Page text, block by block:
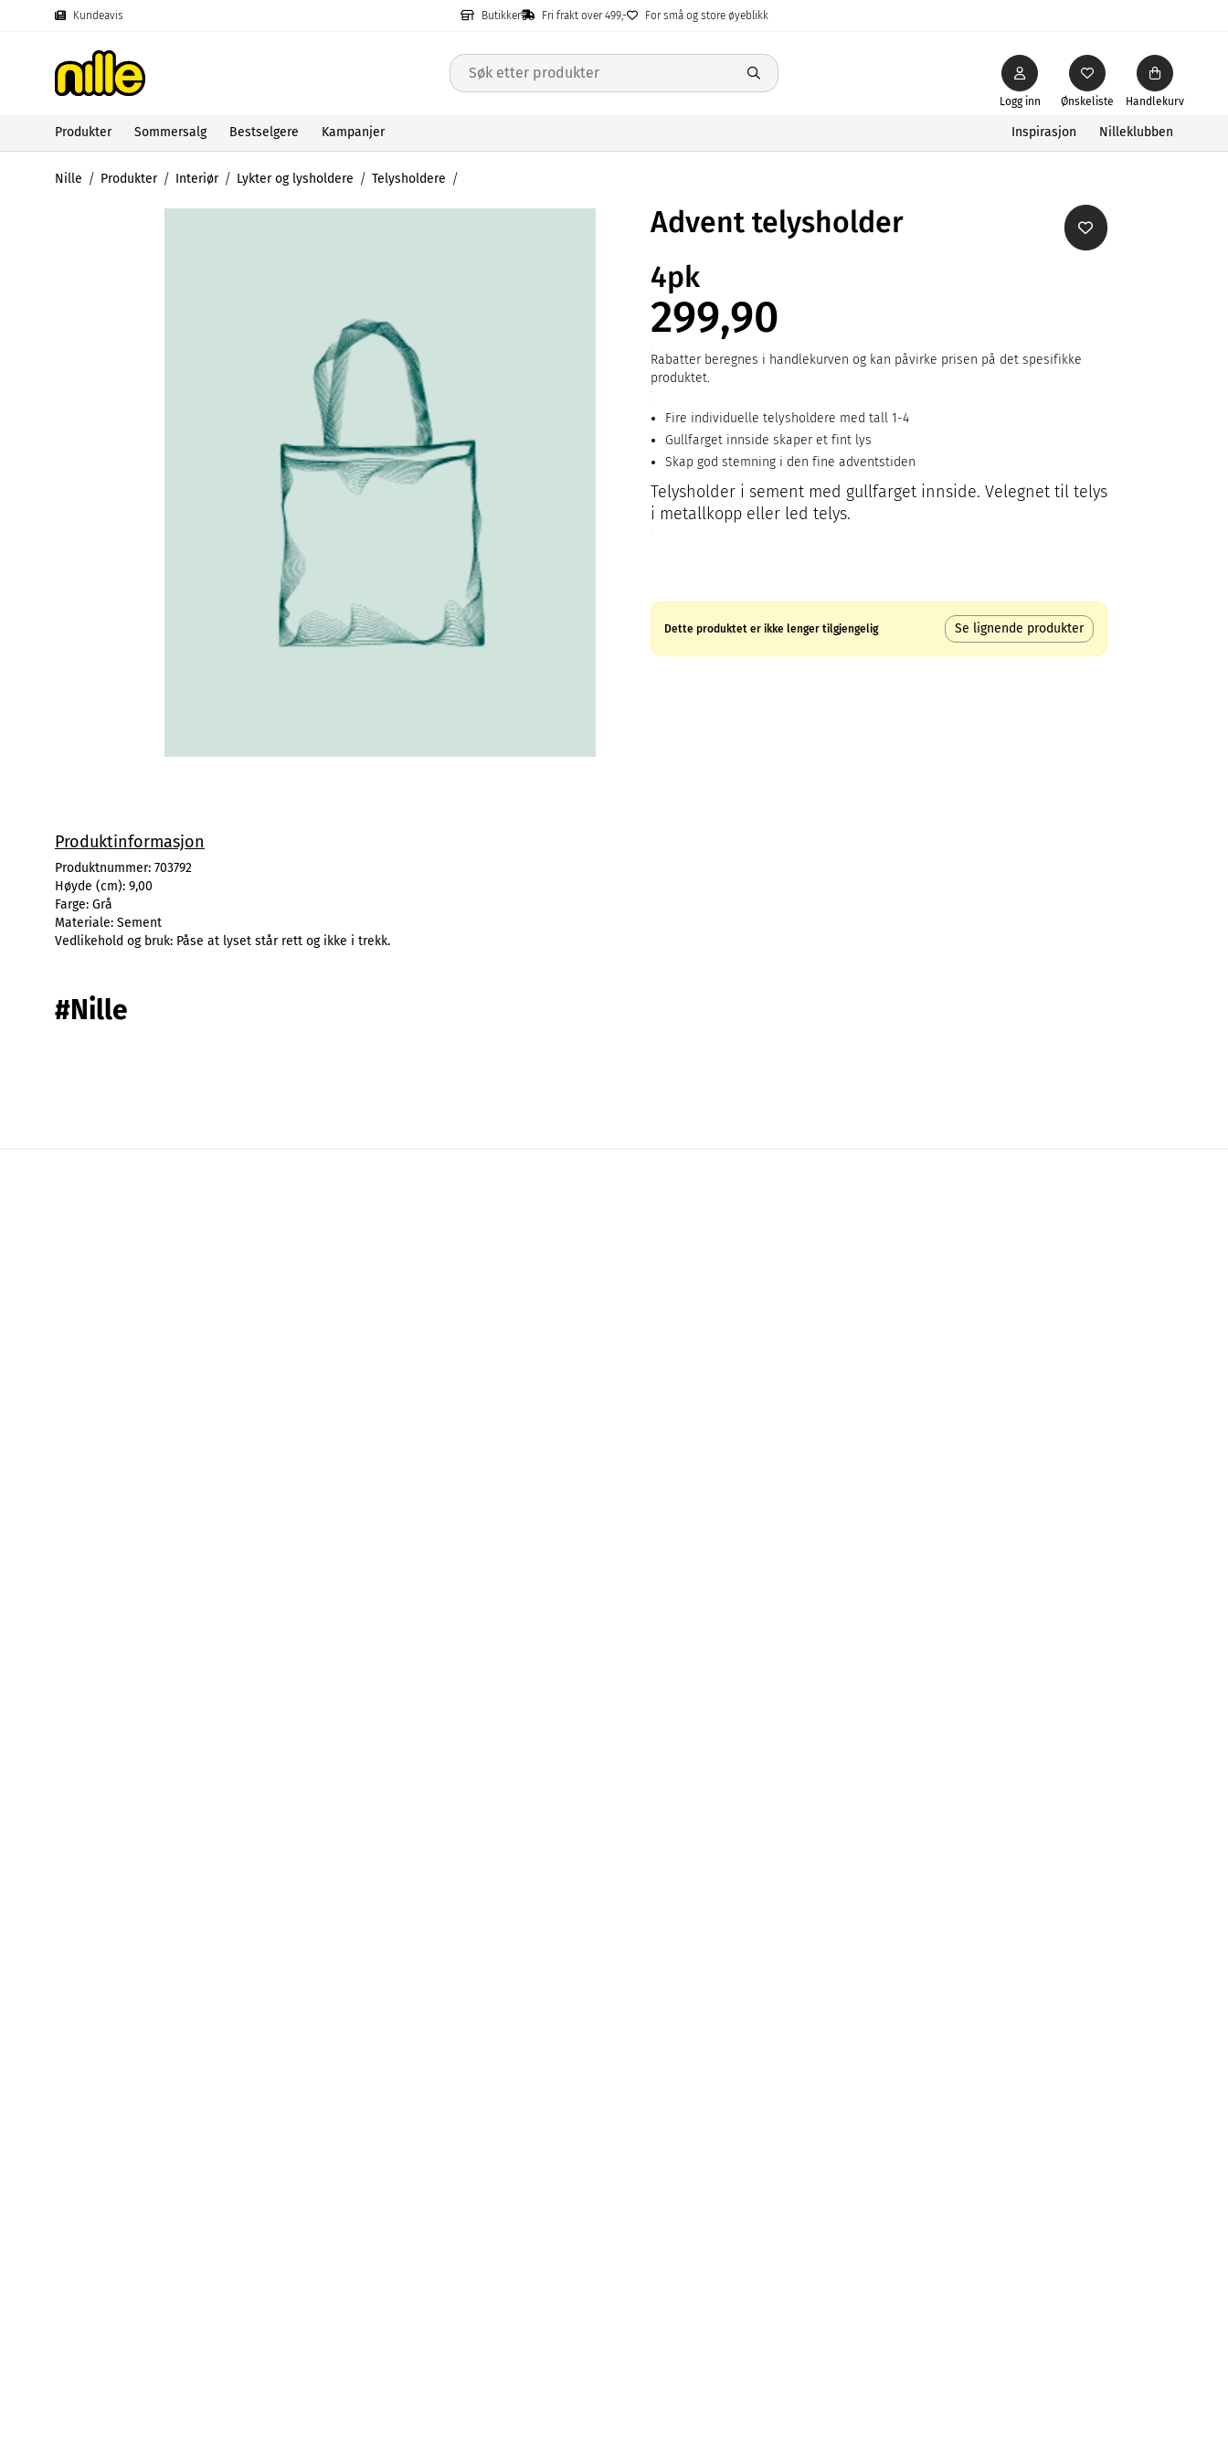
Kundeavis Butikker Fri frakt over 499,- For små og store øyeblikk
Ønskeliste
Logg inn Handlekurv
Produkter Sommersalg Bestselgere Kampanjer Inspirasjon Nilleklubben
Nille Produkter Interiør Lykter og lysholdere Telysholdere
Advent telysholder
4pk
299,90
Rabatter beregnes i handlekurven og kan påvirke prisen på det spesifikke
produktet.
Fire individuelle telysholdere med tall 1-4
Gullfarget innside skaper et fint lys
Skap god stemning i den fine adventstiden
Telysholder i sement med gullfarget innside. Velegnet til telys
i metallkopp eller led telys.
Dette produktet er ikke lenger tilgjengelig Se lignende produkter
Produktinformasjon
Produktnummer: 703792
Høyde (cm): 9,00
Farge: Grå
Materiale: Sement
Vedlikehold og bruk: Påse at lyset står rett og ikke i trekk.
#Nille